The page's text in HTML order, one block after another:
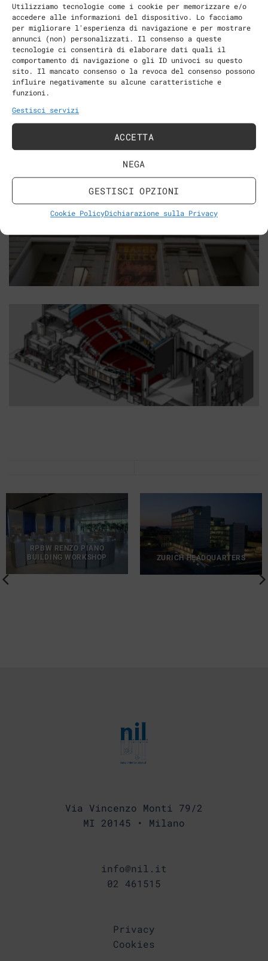
Utilizziamo tecnologie come i cookie per memorizzare e/o
accedere alle informazioni del dispositivo. Lo facciamo
per migliorare l'esperienza di navigazione e per mostrare
annunci (non) personalizzati. Il consenso a queste
tecnologie ci consentirà di elaborare dati quali il
comportamento di navigazione o gli ID univoci su questo
sito. Il mancato consenso o la revoca del consenso possono
influire negativamente su alcune caratteristiche e
funzioni.
Gestisci servizi
ACCETTA
NEGA
GESTISCI OPZIONI
Cookie PolicyDichiarazione sulla Privacy
RPBW RENZO PIANO
BUILDING WORKSHOP
ZURICH HEADQUARTERS
Via Vincenzo Monti 79/2
MI 20145 • Milano
info@nil.it
02 461515
Privacy
Cookies